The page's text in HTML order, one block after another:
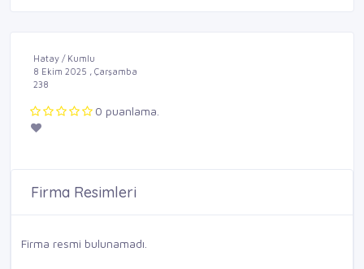
Hatay / Kumlu
8 Ekim 2025 , Çarşamba
238
0 puanlama.
Firma Resimleri
Firma resmi bulunamadı.